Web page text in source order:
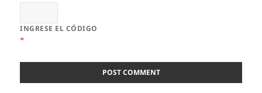
INGRESE EL CÓDIGO
*